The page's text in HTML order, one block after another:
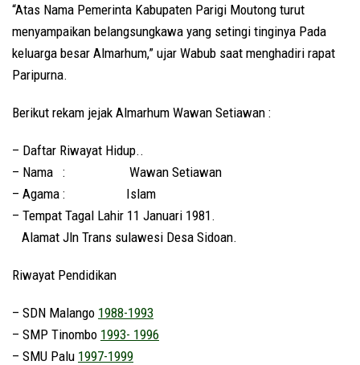
“Atas Nama Pemerinta Kabupaten Parigi Moutong turut
menyampaikan belangsungkawa yang setingi tinginya Pada
keluarga besar Almarhum,” ujar Wabub saat menghadiri rapat
Paripurna.
Berikut rekam jejak Almarhum Wawan Setiawan :
– Daftar Riwayat Hidup..
– Nama : Wawan Setiawan
– Agama : Islam
– Tempat Tagal Lahir 11 Januari 1981.
Alamat Jln Trans sulawesi Desa Sidoan.
Riwayat Pendidikan
– SDN Malango 1988-1993
– SMP Tinombo 1993- 1996
– SMU Palu 1997-1999